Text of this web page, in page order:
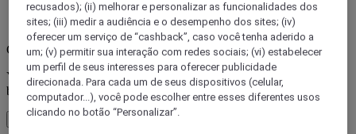
Erro(s de)
Core booking engine
You’ll be redirected to Accor website to view available hotels and
book your stay
Fechar janela
recusados); (ii) melhorar e personalizar as funcionalidades dos
sites; (iii) medir a audiência e o desempenho dos sites; (iv)
oferecer um serviço de “cashback”, caso você tenha aderido a
um; (v) permitir sua interação com redes sociais; (vi) estabelecer
um perfil de seus interesses para oferecer publicidade
direcionada. Para cada um de seus dispositivos (celular,
computador...), você pode escolher entre esses diferentes usos
clicando no botão “Personalizar”.